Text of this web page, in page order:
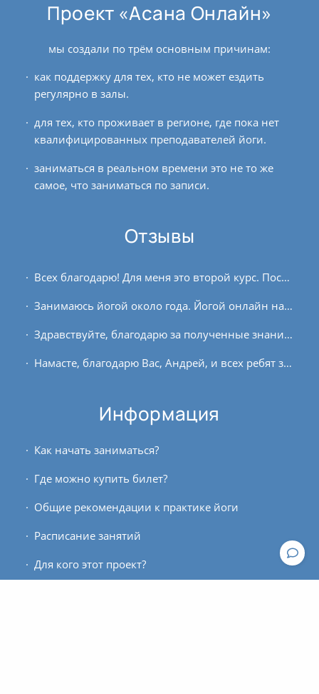
Проект «Асана Онлайн»
мы создали по трём основным причинам:
как поддержку для тех, кто не может ездить
регулярно в залы.
для тех, кто проживает в регионе, где пока нет
квалифицированных преподавателей йоги.
заниматься в реальном времени это не то же
самое, что заниматься по записи.
Отзывы
Всех благодарю! Для меня это второй курс. После перерыва в практике, приятно удивило, что мой уровень сохранился. Сегодня сиделось хорошо, концентрация тоже получилась, дыхание...
Занимаюсь йогой около года. Йогой онлайн начал заниматься с ноября 2016. По моим ощущениям, занятия онлайн эффективнее. Занимаясь онлайн, гораздо легче расстелить коврик, больше...
Здравствуйте, благодарю за полученные знания! Считал, что две недели – это очень малый срок для какого-либо обучения, но уже на второй день убедился в обратном. Очень...
Намасте, благодарю Вас, Андрей, и всех ребят за практику! Это уже второй курс «Пранаяма, и медитация». Ещё раз отмечу: практики совместно с группой онлайн проходят...
Информация
Как начать заниматься?
Где можно купить билет?
Общие рекомендации к практике йоги
Расписание занятий
Для кого этот проект?